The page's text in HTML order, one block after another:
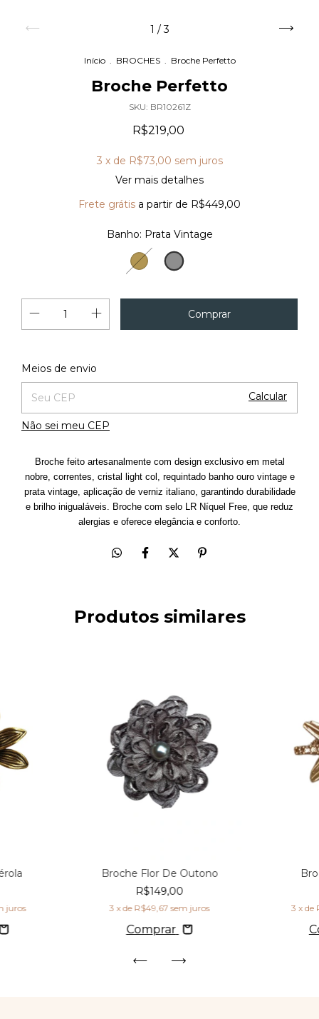
1 /3
Início BROCHES Broche Perfetto
Broche Perfetto
SKU: BR10261Z
R$219,00
3 x de R$73,00 sem juros
Ver mais detalhes
Frete grátis a partir de R$449,00
Banho: Prata Vintage
Ouro
Vintage
Prata
Vintage
Entregas para o CEP:
Meios de envio
Calcular
Não sei meu CEP
Broche feito artesanalmente com design exclusivo em metal
nobre, correntes, cristal light col, requintado banho ouro vintage e
prata vintage, aplicação de verniz italiano, garantindo durabilidade
e brilho inigualáveis. Broche com selo LR Níquel Free, que reduz
alergias e oferece elegância e conforto.
Produtos similares
juros
Broche Flor De Outono
R$149,00
3 x de R$49,67 sem juros
Comprar
3 x de